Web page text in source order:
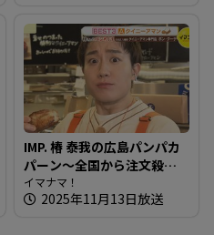
IMP. 椿 泰我の広島パンパカ
パーン～全国から注文殺
到！クイニーアマン専門店
イマナマ！
2025年11月13日放送